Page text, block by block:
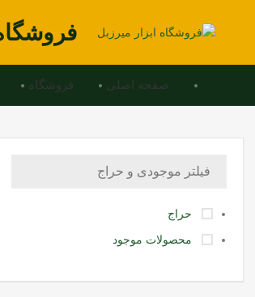
صفحه اصلی فروشگاه
فیلتر موجودی و حراج
حراج
محصولات موجود